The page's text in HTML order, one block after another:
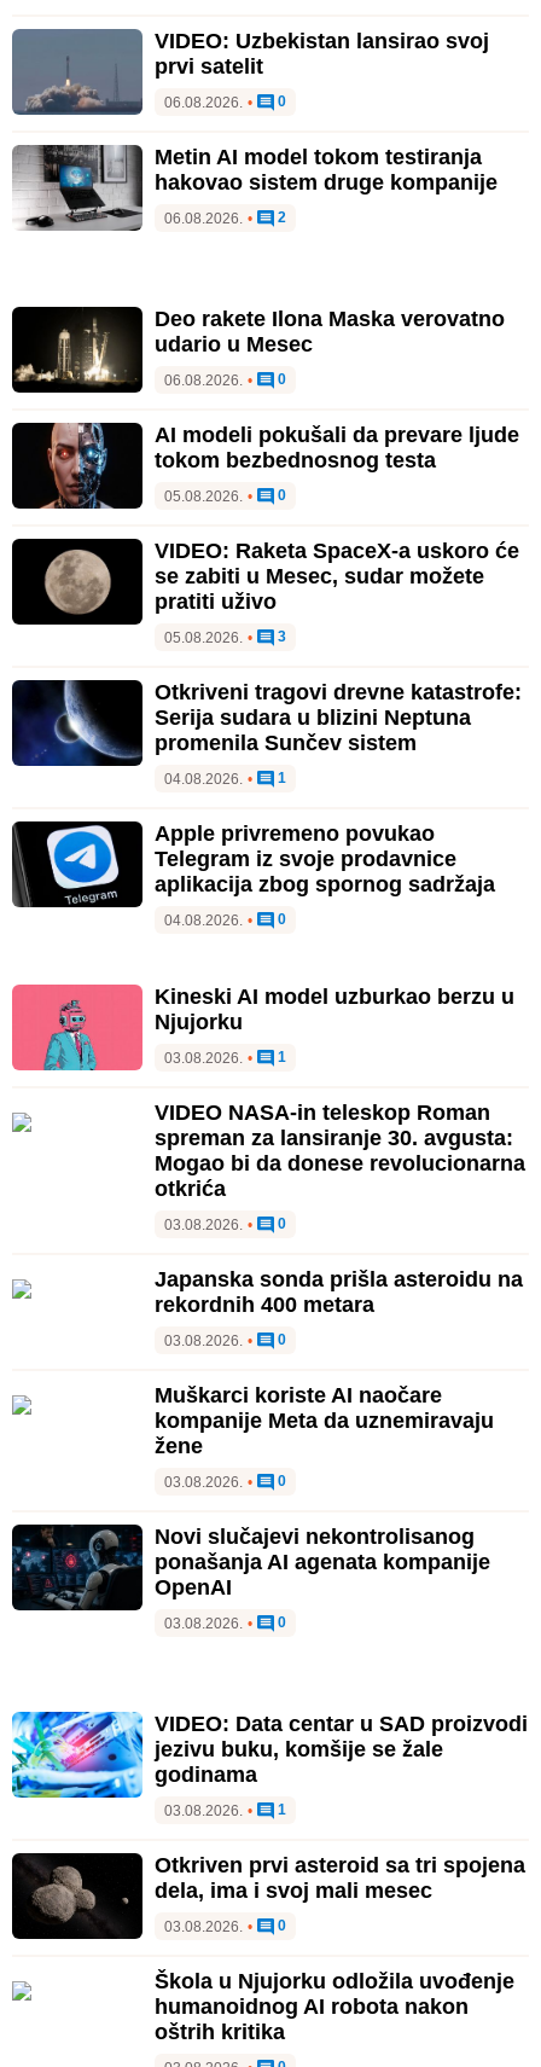
VIDEO: Uzbekistan lansirao svoj
prvi satelit
06.08.2026. • 0
Metin AI model tokom testiranja
hakovao sistem druge kompanije
06.08.2026. • 2
Deo rakete Ilona Maska verovatno
udario u Mesec
06.08.2026. • 0
AI modeli pokušali da prevare ljude
tokom bezbednosnog testa
05.08.2026. • 0
VIDEO: Raketa SpaceX-a uskoro će
se zabiti u Mesec, sudar možete
pratiti uživo
05.08.2026. • 3
Otkriveni tragovi drevne katastrofe:
Serija sudara u blizini Neptuna
promenila Sunčev sistem
04.08.2026. • 1
Apple privremeno povukao
Telegram iz svoje prodavnice
aplikacija zbog spornog sadržaja
04.08.2026. • 0
Kineski AI model uzburkao berzu u
Njujorku
03.08.2026. • 1
VIDEO NASA-in teleskop Roman
spreman za lansiranje 30. avgusta:
Mogao bi da donese revolucionarna
otkrića
03.08.2026. • 0
Japanska sonda prišla asteroidu na
rekordnih 400 metara
03.08.2026. • 0
Muškarci koriste AI naočare
kompanije Meta da uznemiravaju
žene
03.08.2026. • 0
Novi slučajevi nekontrolisanog
ponašanja AI agenata kompanije
OpenAI
03.08.2026. • 0
VIDEO: Data centar u SAD proizvodi
jezivu buku, komšije se žale
godinama
03.08.2026. • 1
Otkriven prvi asteroid sa tri spojena
dela, ima i svoj mali mesec
03.08.2026. • 0
Škola u Njujorku odložila uvođenje
humanoidnog AI robota nakon
oštrih kritika